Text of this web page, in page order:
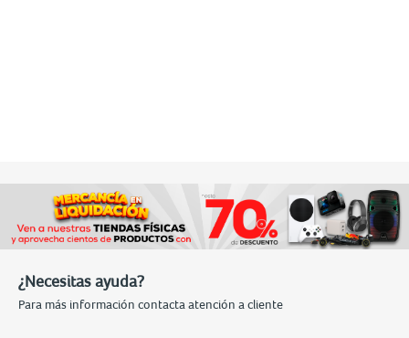
¿Necesitas ayuda?
Para más información contacta atención a cliente